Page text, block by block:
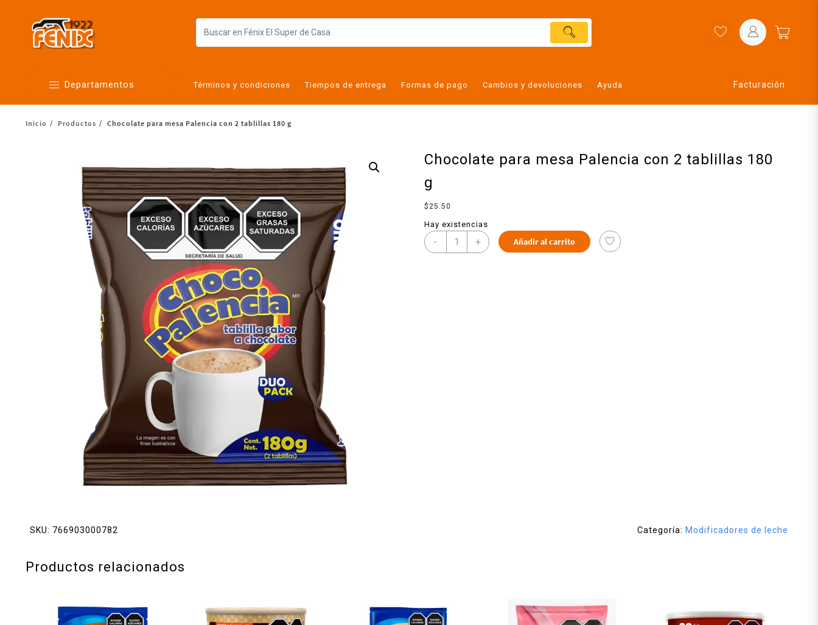
Departamentos
Alimentos
Botanas y bebidas
Cuidado de la ropa
Cuidado personal
Limpieza del hogar
Pan de la casa
Salchichonería
Términos y condiciones Tiempos de entrega Formas de pago Cambios y devoluciones Ayuda Facturación
Inicio Productos Chocolate para mesa Palencia con 2 tablillas 180 g
Chocolate para mesa Palencia con 2 tablillas 180
g
$ 25.50
Hay existencias
- + Añadir al carrito
SKU: 766903000782 Categoría: Modificadores de leche
Productos relacionados